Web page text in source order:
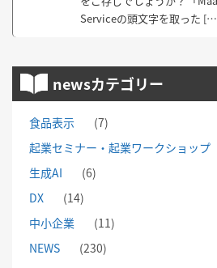
Serviceの頭文字を取った
newsカテゴリー
食品表示
(7)
起業セミナー・起業ワークショップ
生成AI
(6)
DX
(14)
中小企業
(11)
NEWS
(230)